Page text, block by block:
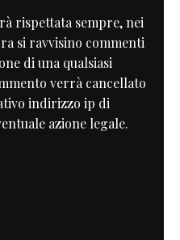
rispettata sempre, nei
si ravvisino commenti
di una qualsiasi
verrà cancellato
indirizzo ip di
azione legale.